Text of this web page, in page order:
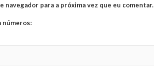
navegador para a próxima vez que eu comentar.
números: